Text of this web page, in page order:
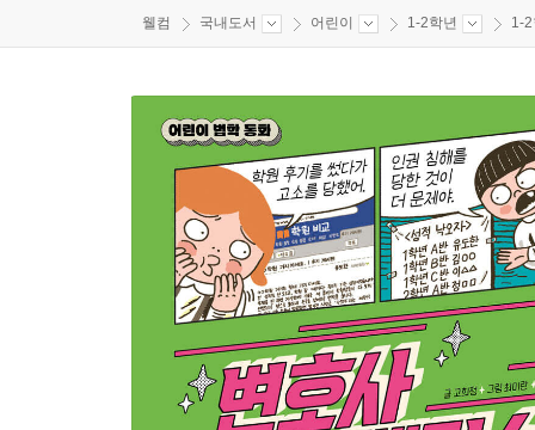
웰컴 국내도서 어린이 1-2학년 1-